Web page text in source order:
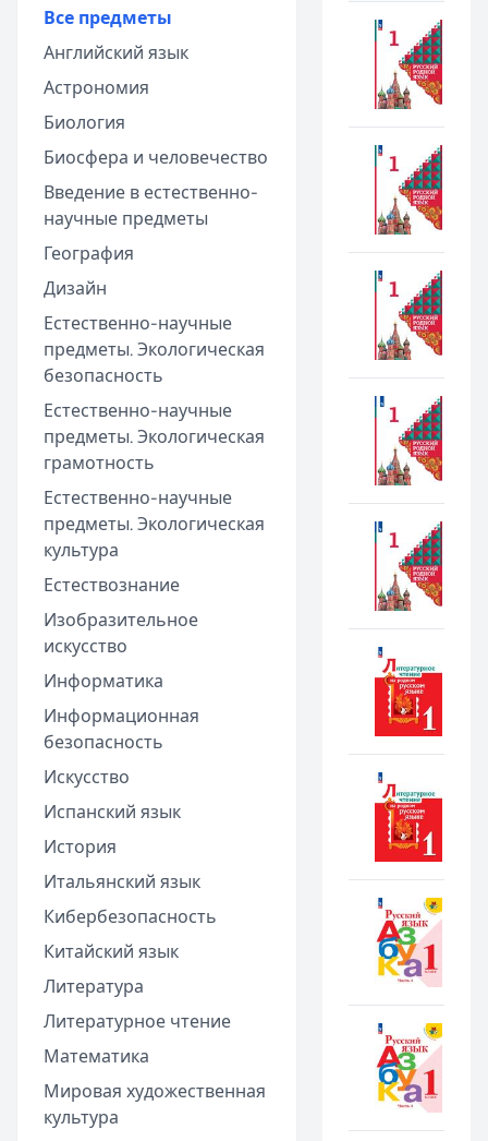
Все предметы
Английский язык
Астрономия
Биология
Биосфера и человечество
Введение в естественно-
научные предметы
География
Дизайн
Естественно-научные
предметы. Экологическая
безопасность
Естественно-научные
предметы. Экологическая
грамотность
Естественно-научные
предметы. Экологическая
культура
Естествознание
Изобразительное
искусство
Информатика
Информационная
безопасность
Искусство
Испанский язык
История
Итальянский язык
Кибербезопасность
Китайский язык
Литература
Литературное чтение
Математика
Мировая художественная
культура